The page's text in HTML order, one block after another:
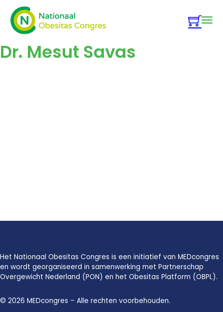
Dr. Mesut Savas
Het Nationaal Obesitas Congres is een initiatief van MEDcongres
en wordt georganiseerd in samenwerking met Partnerschap
Overgewicht Nederland (PON) en het Obesitas Platform (OBPL).
© 2026 MEDcongres – Alle rechten voorbehouden.